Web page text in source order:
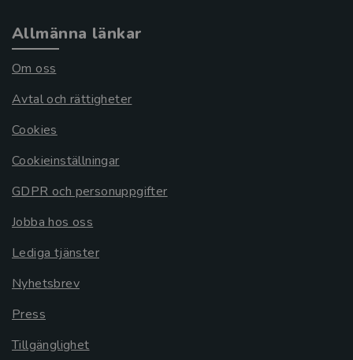
Allmänna länkar
Om oss
Avtal och rättigheter
Cookies
Cookieinställningar
GDPR och personuppgifter
Jobba hos oss
Lediga tjänster
Nyhetsbrev
Press
Tillgänglighet